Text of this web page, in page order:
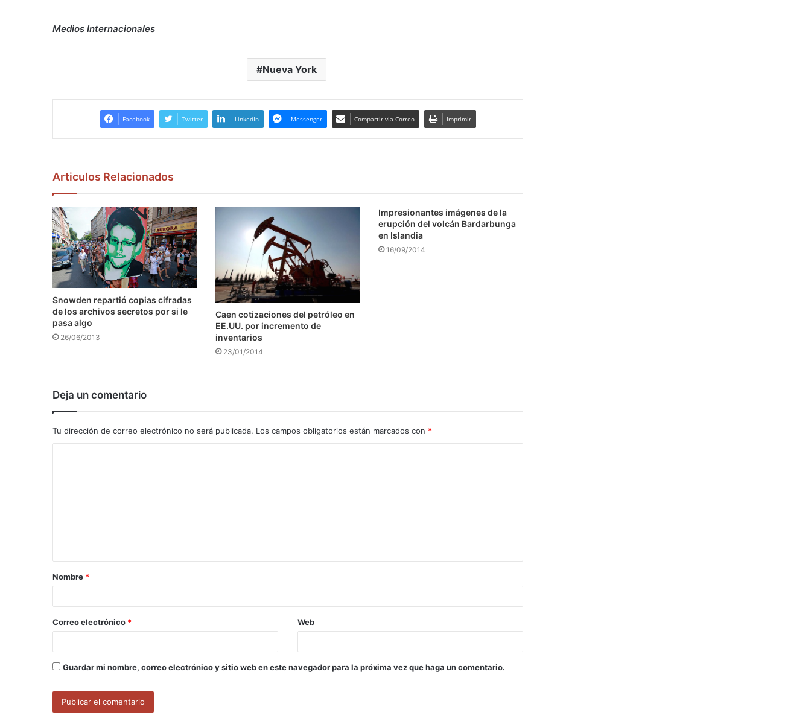
Medios Internacionales
Nueva York
Facebook Twitter LinkedIn Messenger Compartir via Correo Imprimir
Articulos Relacionados
Snowden repartió copias cifradas
de los archivos secretos por si le
pasa algo
26/06/2013
Caen cotizaciones del petróleo en
EE.UU. por incremento de
inventarios
23/01/2014
Impresionantes imágenes de la
erupción del volcán Bardarbunga
en Islandia
16/09/2014
Deja un comentario
Tu dirección de correo electrónico no será publicada. Los campos obligatorios están marcados con *
a
r
*
Nombre *
Correo electrónico * Web
Guardar mi nombre, correo electrónico y sitio web en este navegador para la próxima vez que haga un comentario.